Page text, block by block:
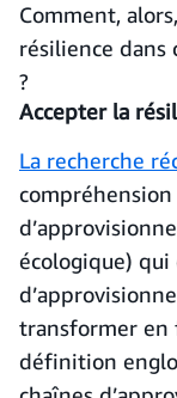
Comment,
résilience dans
?
Accepter la
La recherche
écologique) qui
transformer en
définition